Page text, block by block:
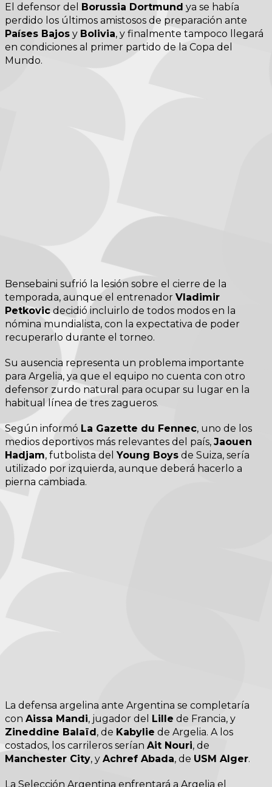
El defensor del Borussia Dortmund ya se había
perdido los últimos amistosos de preparación ante
Países Bajos y Bolivia, y finalmente tampoco llegará
en condiciones al primer partido de la Copa del
Mundo.
Bensebaini sufrió la lesión sobre el cierre de la
temporada, aunque el entrenador Vladimir
Petkovic decidió incluirlo de todos modos en la
nómina mundialista, con la expectativa de poder
recuperarlo durante el torneo.
Su ausencia representa un problema importante
para Argelia, ya que el equipo no cuenta con otro
defensor zurdo natural para ocupar su lugar en la
habitual línea de tres zagueros.
Según informó La Gazette du Fennec, uno de los
medios deportivos más relevantes del país, Jaouen
Hadjam, futbolista del Young Boys de Suiza, sería
utilizado por izquierda, aunque deberá hacerlo a
pierna cambiada.
La defensa argelina ante Argentina se completaría
con Aissa Mandi, jugador del Lille de Francia, y
Zineddine Balaïd, de Kabylie de Argelia. A los
costados, los carrileros serían Ait Nouri, de
Manchester City, y Achref Abada, de USM Alger.
La Selección Argentina enfrentará a Argelia el